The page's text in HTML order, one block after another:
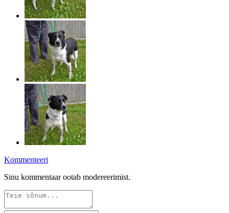
Kommenteeri
Sinu kommentaar ootab modereerimist.